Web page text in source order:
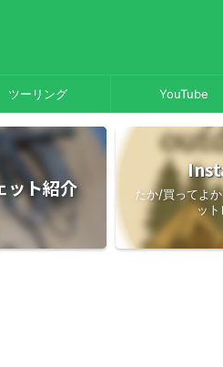
ツーリング YouTube
ット紹介
たか/買ってよ
ット